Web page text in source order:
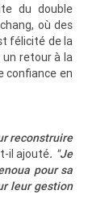
du double
où des
félicité de la
retour à la
confiance en
reconstruire
il ajouté. "Je
pour sa
leur gestion